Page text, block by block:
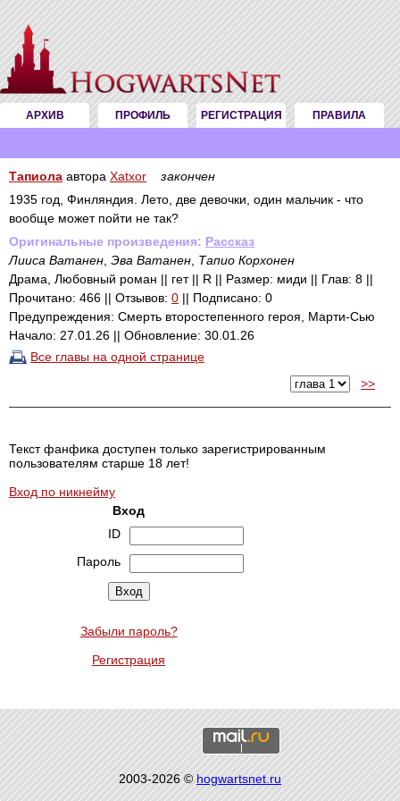
АРХИВ ПРОФИЛЬ РЕГИСТРАЦИЯ ПРАВИЛА
Тапиола автора Xatxor
закончен
1935 год, Финляндия. Лето, две девочки, один мальчик - что
вообще может пойти не так?
Оригинальные произведения: Рассказ
Лииса Ватанен Эва Ватанен Тапио Корхонен
Драма, Любовный роман || гет || R || Размер: миди || Глав: 8 ||
Прочитано: 466 || Отзывов: 0 || Подписано: 0
Предупреждения: Смерть второстепенного героя, Марти-Сью
Начало: 27.01.26 || Обновление: 30.01.26
Все главы на одной странице
>>
Текст фанфика доступен только зарегистрированным
пользователям старше 18 лет!
Вход по никнейму
Вход
ID
Пароль
Забыли пароль?
Регистрация
2003-2026 ©hogwartsnet.ru